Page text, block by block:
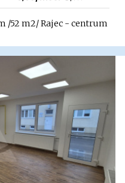
/52 m2/ Rajec - centrum